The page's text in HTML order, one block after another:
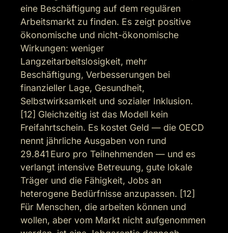
eine Beschäftigung auf dem regulären
Arbeitsmarkt zu finden. Es zeigt positive
ökonomische und nicht-ökonomische
Wirkungen: weniger
Langzeitarbeitslosigkeit, mehr
Beschäftigung, Verbesserungen bei
finanzieller Lage, Gesundheit,
Selbstwirksamkeit und sozialer Inklusion.
[12] Gleichzeitig ist das Modell kein
Freifahrtschein. Es kostet Geld — die OECD
nennt jährliche Ausgaben von rund
29.841 Euro pro Teilnehmenden — und es
verlangt intensive Betreuung, gute lokale
Träger und die Fähigkeit, Jobs an
heterogene Bedürfnisse anzupassen. [12]
Für Menschen, die arbeiten können und
wollen, aber vom Markt nicht aufgenommen